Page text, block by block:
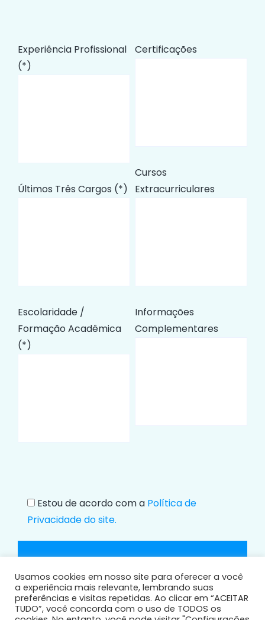
Experiência Profissional
(*)
Últimos Três Cargos (*)
Escolaridade /
Formação Acadêmica
(*)
Certificações
Cursos
Extracurriculares
Informações
Complementares
Estou de acordo com a Política de
Privacidade do site.
Usamos cookies em nosso site para oferecer a você
a experiência mais relevante, lembrando suas
preferências e visitas repetidas. Ao clicar em “ACEITAR
TUDO”, você concorda com o uso de TODOS os